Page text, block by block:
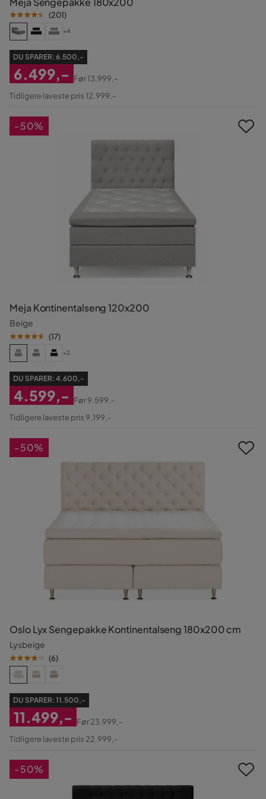
(201)
+4
DU SPARER: 6.500,-
Nedsat
6.499,-
Original
Før13.999,-
Tidligere laveste pris 12.999,-
Meja Kontinentalseng 120x200
Beige
(17)
+2
DU SPARER: 4.600,-
Nedsat
4.599,-
Original
Før9.599,-
Tidligere laveste pris 9.199,-
-50%
Oslo Lyx Sengepakke Kontinentalseng 180x200 cm
Lysbeige
(6)
DU SPARER: 11.500,-
Nedsat
11.499,-
Original
Før23.999,-
Tidligere laveste pris 22.999,-
-50%
-50%